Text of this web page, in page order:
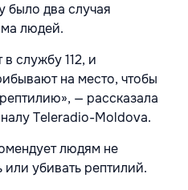
было два случая
людей.
службу 112, и
на место, чтобы
— рассказала
Teleradio-Moldova.
людям не
или убивать рептилий.